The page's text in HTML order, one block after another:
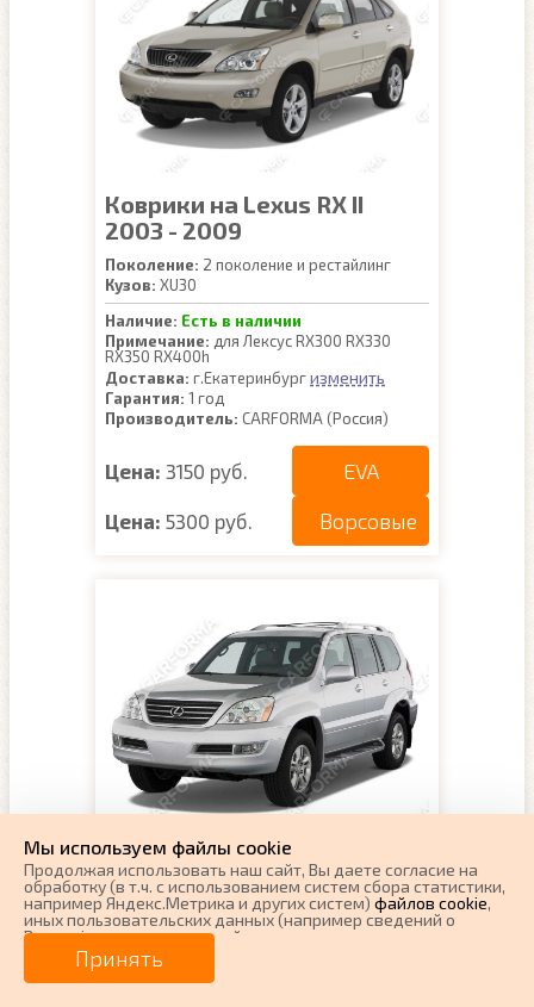
Коврики на Lexus RX II
2003 - 2009
Поколение: 2 поколение и рестайлинг
Кузов: XU30
Наличие: Есть в наличии
Примечание: для Лексус RX300 RX330
RX350 RX400h
Доставка: г.Екатеринбургизменить
Гарантия: 1 год
Производитель: CARFORMA (Россия)
Цена: 3150 руб. EVA
Цена: 5300 руб. Ворсовые
Коврики на Lexus GX 470
2002 - 2009
Поколение:1 поколение и рестайлинг
Есть в наличии
Мы используем файлы cookie
Продолжая использовать наш cайт, Вы даете согласие на
обработку (в т.ч. с использованием систем сбора статистики,
например Яндекс.Метрика и других систем) файлов cookie,
иных пользовательских данных (например сведений о
Вашем ip-адресе, сведений о местоположении, типе
устройства, времени посещения страницы, сведений о
ресурсах сети Интернет, с которых были совершены
переходы на наш сайт, сведения о Ваших действиях на сайте
Принять